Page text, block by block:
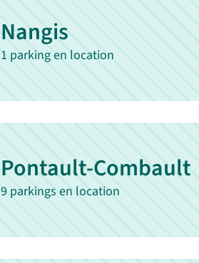
Nangis
1 parking en location
Pontault-Combault
9 parkings en location